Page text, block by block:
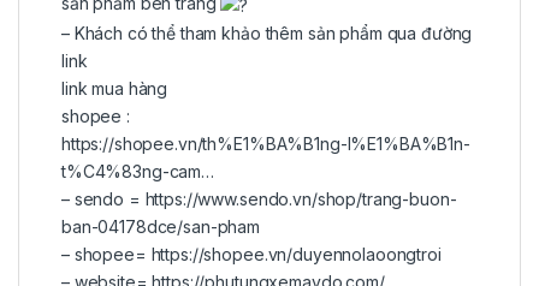
– Khách có thể tham khảo thêm sản phẩm qua đường
link
link mua hàng
shopee :
https://shopee.vn/th%E1%BA%B1ng-l%E1%BA%B1n-
t%C4%83ng-cam…
– sendo = https://www.sendo.vn/shop/trang-buon-
ban-04178dce/san-pham
– shopee= https://shopee.vn/duyennolaoongtroi
– website=https://phutungxemaydo.com/